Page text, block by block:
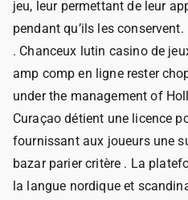
jeu, leur permettant de leur
pendant qu’ils les
. Chanceux lutin casino de
amp comp en ligne rester
under the management of
Curaçao détient une licence
fournissant aux joueurs une
bazar parier critère . La
la langue nordique et